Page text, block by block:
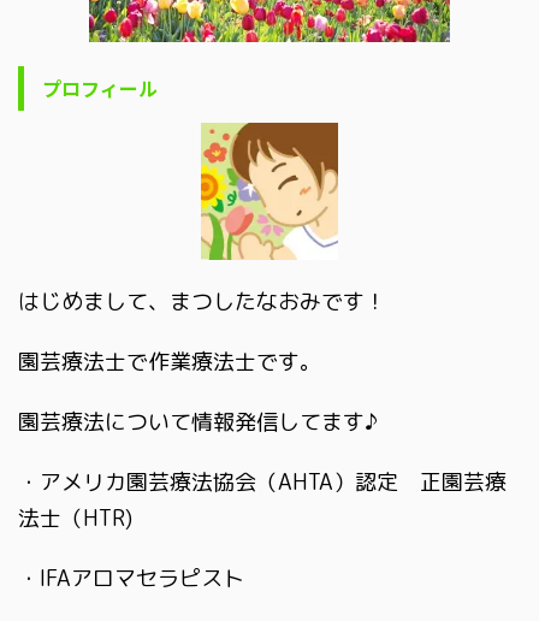
プロフィール
はじめまして、まつしたなおみです！
園芸療法士で作業療法士です。
園芸療法について情報発信してます♪
・アメリカ園芸療法協会（AHTA）認定 正園芸療
法士（HTR)
・IFAアロマセラピスト